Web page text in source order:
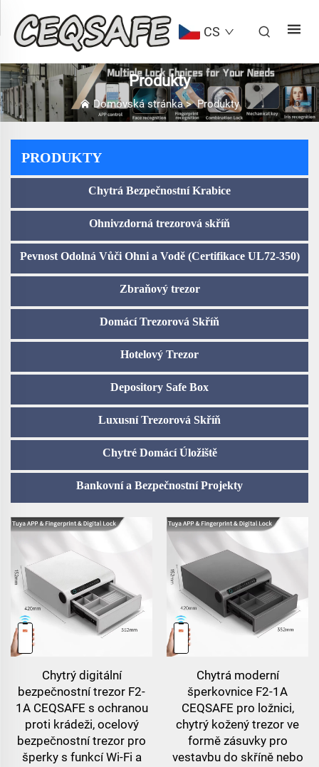
CS
Produkty
Domovská stránka>Produkty
PRODUKTY
Chytrá Bezpečnostní Krabice
Ohnivzdorná trezorová skříň
Pevnost Odolná Vůči Ohni a Vodě (Certifikace UL72-350)
Zbraňový trezor
Domácí Trezorová Skříň
Hotelový Trezor
Depository Safe Box
Luxusní Trezorová Skříň
Chytré Domácí Úložiště
Bankovní a Bezpečnostní Projekty
Chytrý digitální
bezpečnostní trezor F2-
1A CEQSAFE s ochranou
proti krádeži, ocelový
bezpečnostní trezor pro
šperky s funkcí Wi-Fi a
Chytrá moderní
šperkovnice F2-1A
CEQSAFE pro ložnici,
chytrý kožený trezor ve
formě zásuvky pro
vestavbu do skříně nebo